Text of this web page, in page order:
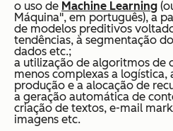
o uso de Machine Learning
Máquina", em português), a
de modelos preditivos
tendências, à segmentação
dados etc.;
a utilização de algoritmos de
menos complexas a
produção e a alocação de
a geração automática de
criação de textos, e-mail
imagens etc.